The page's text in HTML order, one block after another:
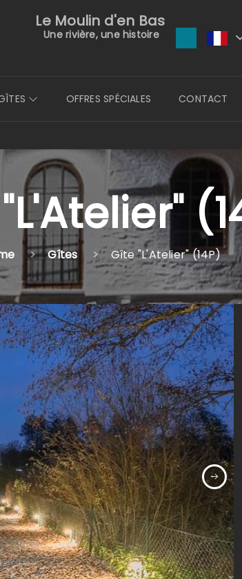
Le Moulin d'en Bas
Une rivière, une histoire
OFFRES SPÉCIALES CONTACT
Gîtes Gîte "L'Atelier" (14P)